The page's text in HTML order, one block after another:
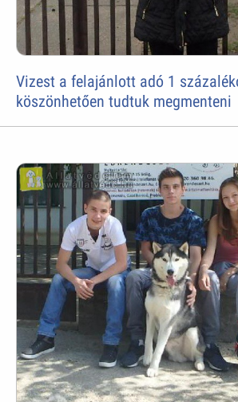
Vizest a felajánlott adó 1
köszönhetően tudtuk megmenteni